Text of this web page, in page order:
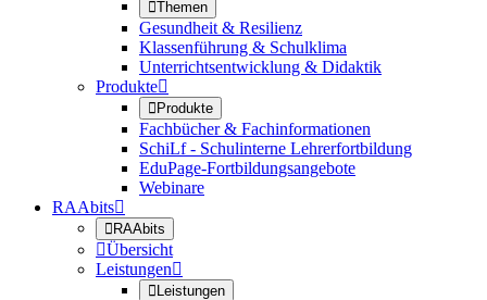
Themen
Gesundheit & Resilienz
Klassenführung & Schulklima
Unterrichtsentwicklung & Didaktik
Produkte
Produkte
Fachbücher & Fachinformationen
SchiLf - Schulinterne Lehrerfortbildung
EduPage-Fortbildungsangebote
Webinare
RAAbits
RAAbits
Übersicht
Leistungen
Leistungen